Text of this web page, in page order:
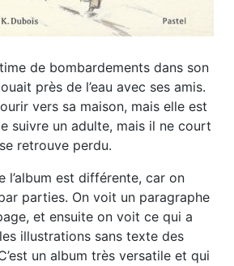
de bombardements dans son
près de l’eau avec ses amis.
vers sa maison, mais elle est
suivre un adulte, mais il ne court
retrouve perdu.
l’album est différente, car on
parties. On voit un paragraphe
et ensuite on voit ce qui a
illustrations sans texte des
un album très versatile et qui